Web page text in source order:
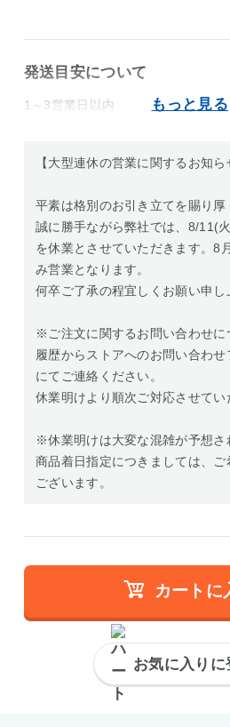
発送目安について
1～3営業日以内
【大型連休の営業に関するお知ら
平素は格別のお引き立てを賜り厚
誠に勝手ながら弊社では、8/11(
を休業とさせていただきます。8
み営業となります。
何卒ご了承の程宜しくお願い申し
※ご注文に関するお問い合わせに
履歴からストアへのお問い合わ
にてご連絡ください。
休業明けより順次ご対応させてい
※休業明けは大変な混雑が予想さ
商品着日指定につきましては、ご
ございます。
カートに
お気に入りに